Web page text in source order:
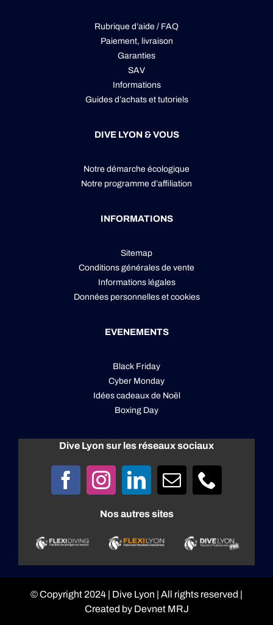
Rubrique d’aide / FAQ
Paiement, livraison
Garanties
SAV
Informations
Guides d’achats et tutoriels
DIVE LYON & VOUS
Notre démarche écologique
Notre programme d’affiliation
INFORMATIONS
Sitemap
Conditions générales de vente
Informations légales
Données personnelleset cookies
EVENEMENTS
Black Friday
Cyber Monday
Idées cadeaux de Noël
Boxing Day
Dive Lyon sur les réseaux sociaux
Nos autres sites
© Copyright 2024 | Dive Lyon | All rights reserved |
Created by Devnet MRJ